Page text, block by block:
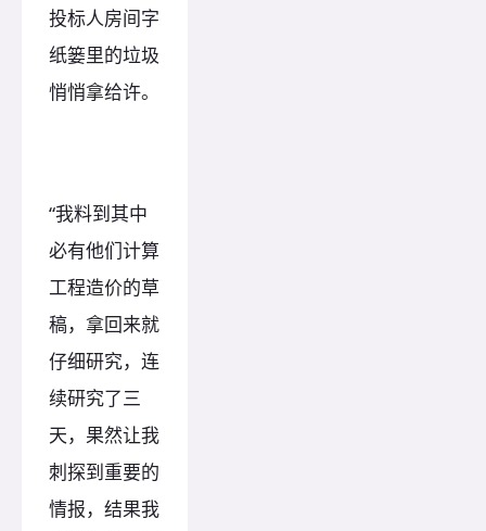
投标人房间字
纸篓里的垃圾
悄悄拿给许。
“我料到其中
必有他们计算
工程造价的草
稿，拿回来就
仔细研究，连
续研究了三
天，果然让我
刺探到重要的
情报，结果我